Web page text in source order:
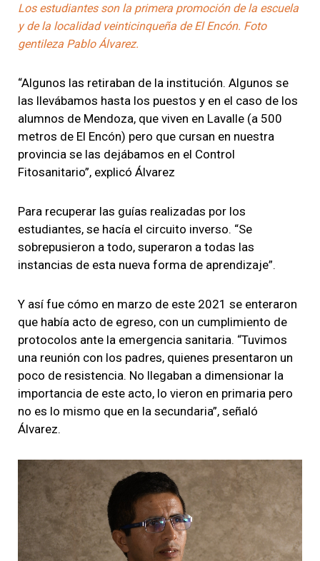
Los estudiantes son la primera promoción de la escuela
y de la localidad veinticinqueña de El Encón. Foto
gentileza Pablo Álvarez.
“Algunos las retiraban de la institución. Algunos se
las llevábamos hasta los puestos y en el caso de los
alumnos de Mendoza, que viven en Lavalle (a 500
metros de El Encón) pero que cursan en nuestra
provincia se las dejábamos en el Control
Fitosanitario”, explicó Álvarez
Para recuperar las guías realizadas por los
estudiantes, se hacía el circuito inverso. “Se
sobrepusieron a todo, superaron a todas las
instancias de esta nueva forma de aprendizaje”.
Y así fue cómo en marzo de este 2021 se enteraron
que había acto de egreso, con un cumplimiento de
protocolos ante la emergencia sanitaria. “Tuvimos
una reunión con los padres, quienes presentaron un
poco de resistencia. No llegaban a dimensionar la
importancia de este acto, lo vieron en primaria pero
no es lo mismo que en la secundaria”, señaló
Álvarez.